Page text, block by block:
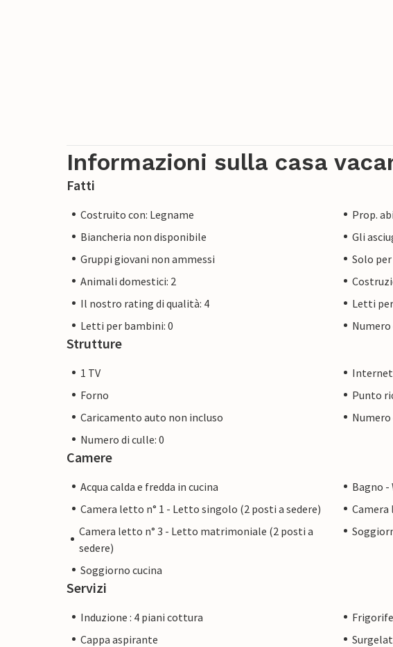
Informazioni sulla casa
Fatti
Costruito con: Legname
Prop.
Biancheria non disponibile
Gli
Gruppi giovani non ammessi
Solo
Animali domestici: 2
Il nostro rating di qualità: 4
Letti
Letti per bambini: 0
Strutture
1 TV
Forno
Punto
Caricamento auto non incluso
Numero
Numero di culle: 0
Camere
Acqua calda e fredda in cucina
Bagno -
Camera letto n° 1 - Letto singolo (2 posti a sedere)
Camera
Camera letto n° 3 - Letto matrimoniale (2 posti a
sedere)
Soggiorno cucina
Servizi
Induzione : 4 piani cottura
Cappa aspirante